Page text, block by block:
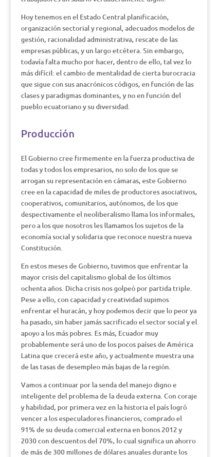
Hoy tenemos en el Estado Central planificación,
organización sectorial y regional, adecuados modelos de
gestión, racionalidad administrativa, rescate de las
empresas públicas, y un largo etcétera. Sin embargo,
todavía falta mucho por hacer, dentro de ello, tal vez lo
más difícil: el cambio de mentalidad de cierta burocracia
que sigue con sus anacrónicos códigos, en función de las
clases y paradigmas dominantes, y no en función del
pueblo ecuatoriano y su diversidad.
Producción
El Gobierno cree firmemente en la fuerza productiva de
todas y todos los empresarios, no solo de los que se
arrogan su representación en cámaras, este Gobierno
cree en la capacidad de miles de productores asociativos,
cooperativos, comunitarios, autónomos, de los que
despectivamente el neoliberalismo llama los informales,
pero a los que nosotros les llamamos los sujetos de la
economía social y solidaria que reconoce nuestra nueva
Constitución.
En estos meses de Gobierno, tuvimos que enfrentar la
mayor crisis del capitalismo global de los últimos
ochenta años. Dicha crisis nos golpeó por partida triple.
Pese a ello, con capacidad y creatividad supimos
enfrentar el huracán, y hoy podemos decir que lo peor ya
ha pasado, sin haber jamás sacrificado el sector social y el
apoyo a los más pobres. Es más, Ecuador muy
probablemente será uno de los pocos países de América
Latina que crecerá este año, y actualmente muestra una
de las tasas de desempleo más bajas de la región.
Vamos a continuar por la senda del manejo digno e
inteligente del problema de la deuda externa. Con coraje
y habilidad, por primera vez en la historia el país logró
vencer a los especuladores financieros, comprado el
91% de su deuda comercial externa en bonos 2012 y
2030 con descuentos del 70%, lo cual significa un ahorro
de más de 300 millones de dólares anuales durante los